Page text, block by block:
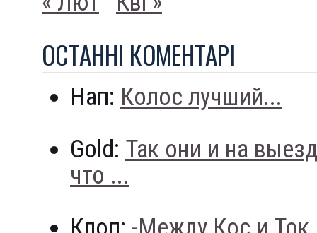
ОСТАННI КОМЕНТАРI
Нап: Колос лучший...
Gold: Так они и на
что ...
Клоп: -Между Кос и